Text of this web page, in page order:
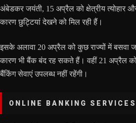
अंबेडकर जयंती, 15 अप्रैल को क्षेत्रीय त्योहार
कारण छुट्टियां देखने को मिल रही हैं।
इसके अलावा 20 अप्रैल को कुछ राज्यों में बसवा
कारण भी बैंक बंद रह सकते हैं। वहीं 21 अप्रैल को
बैंकिंग सेवाएं उपलब्ध नहीं रहेंगी।
ONLINE BANKING